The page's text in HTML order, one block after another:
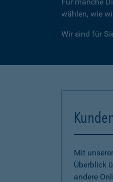
wählen, wie
Wir sind für
Mit
Überblick
andere